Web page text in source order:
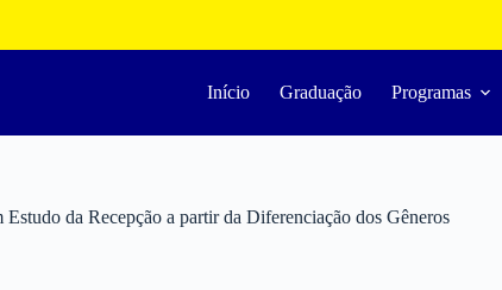
Início Graduação Programas
da Recepção a partir da Diferenciação dos Gêneros